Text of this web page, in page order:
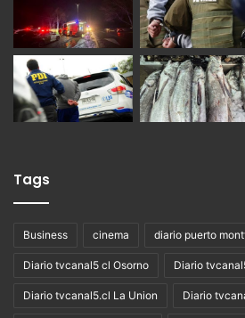
Tags
Business cinema diario puerto
Diario tvcanal5 cl Osorno Diario
Diario tvcanal5.cl La Union Diario